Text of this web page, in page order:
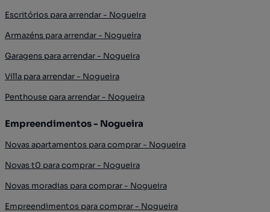
Escritórios para arrendar - Nogueira
Armazéns para arrendar - Nogueira
Garagens para arrendar - Nogueira
Villa para arrendar - Nogueira
Penthouse para arrendar - Nogueira
Empreendimentos - Nogueira
Novas apartamentos para comprar - Nogueira
Novas t0 para comprar - Nogueira
Novas moradias para comprar - Nogueira
Empreendimentos para comprar - Nogueira